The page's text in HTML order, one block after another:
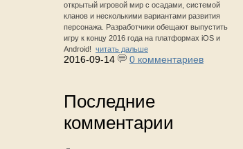
открытый игровой мир с осадами, системой
кланов и несколькими вариантами развития
персонажа. Разработчики обещают выпустить
игру к концу 2016 года на платформах iOS и
Android! читать дальше
2016-09-14 0 комментариев
Последние
комментарии